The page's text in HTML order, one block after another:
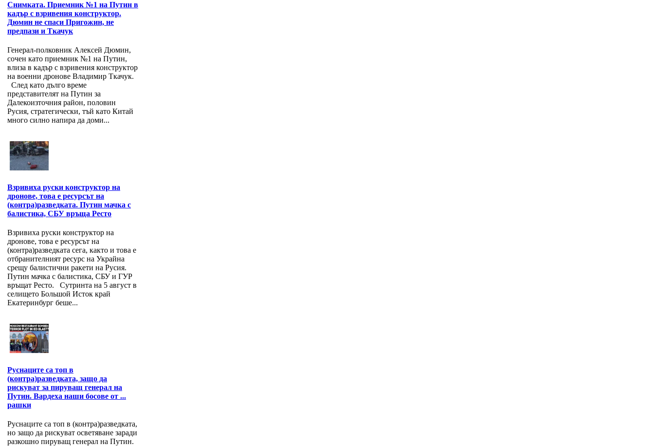
Снимката. Приемник №1 на Путин в
кадър с взривения конструктор.
Дюмин не спаси Пригожин, не
предпази и Ткачук
Генерал-полковник Алексей Дюмин,
сочен като приемник №1 на Путин,
влиза в кадър с взривения конструктор
на военни дронове Владимир Ткачук.
След като дълго време
представителят на Путин за
Далекоизточния район, половин
Русия, стратегически, тъй като Китай
много силно напира да доми...
Взривиха руски конструктор на
дронове, това е ресурсът на
(контра)разведката. Путин мачка с
балистика, СБУ връща Ресто
Взривиха руски конструктор на
дронове, това е ресурсът на
(контра)разведката сега, както и това е
отбранителният ресурс на Украйна
срещу балистични ракети на Русия.
Путин мачка с балистика, СБУ и ГУР
връщат Ресто. Сутринта на 5 август в
селището Большой Исток край
Екатеринбург беше...
Руснаците са топ в
(контра)разведката, защо да
рискуват за пируващ генерал на
Путин. Вардеха наши босове от ...
рашки
Руснаците са топ в (контра)разведката,
но защо да рискуват осветяване заради
разкошно пируващ генерал на Путин.